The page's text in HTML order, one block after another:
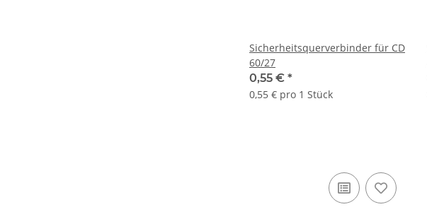
Sicherheitsquerverbinder für CD
60/27
0,55 € *
0,55 € pro 1 Stück